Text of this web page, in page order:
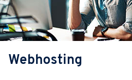
Webhosting